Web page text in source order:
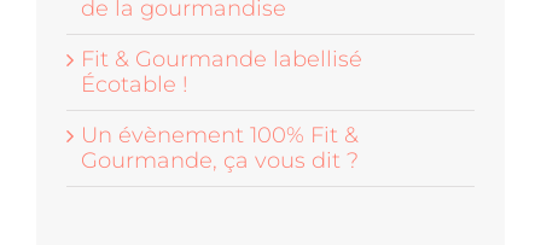
de la gourmandise
Fit & Gourmande labellisé
Écotable !
Un évènement 100% Fit &
Gourmande, ça vous dit ?